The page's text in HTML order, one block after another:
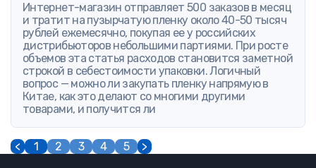
Интернет-магазин отправляет 500 заказов в месяц
и тратит на пузырчатую пленку около 40-50 тысяч
рублей ежемесячно, покупая ее у российских
дистрибьюторов небольшими партиями. При росте
объемов эта статья расходов становится заметной
строкой в себестоимости упаковки. Логичный
вопрос — можно ли закупать пленку напрямую в
Китае, как это делают со многими другими
товарами, и получится ли
< 1 2 3 4 5 >